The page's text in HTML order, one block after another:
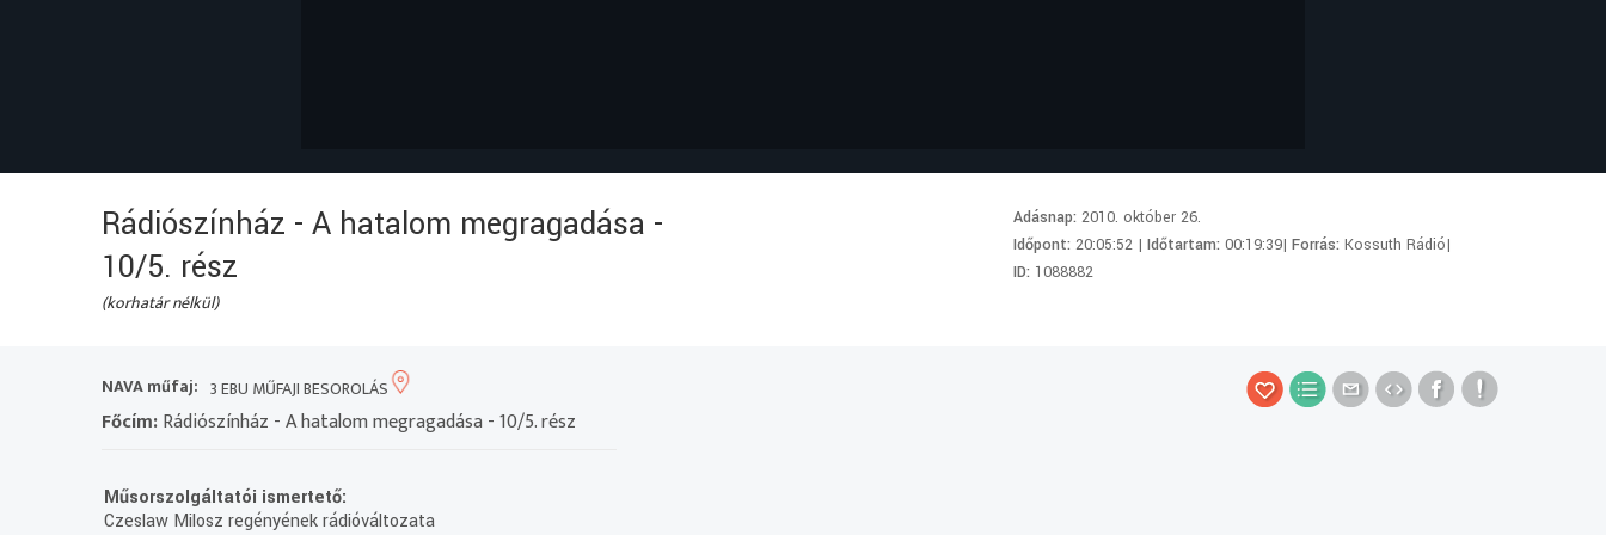
Rádiószínház - A hatalom megragadása -
10/5. rész
(korhatár nélkül)
Adásnap:2010. október 26.
Időpont:20:05:52 |Időtartam:00:19:39|Forrás:Kossuth Rádió|
ID: 1088882
NAVA műfaj: 3 EBU MŰFAJI BESOROLÁS
Főcím:Rádiószínház - A hatalom megragadása - 10/5. rész
Műsorszolgáltatói ismertető:
Czeslaw Milosz regényének rádióváltozata